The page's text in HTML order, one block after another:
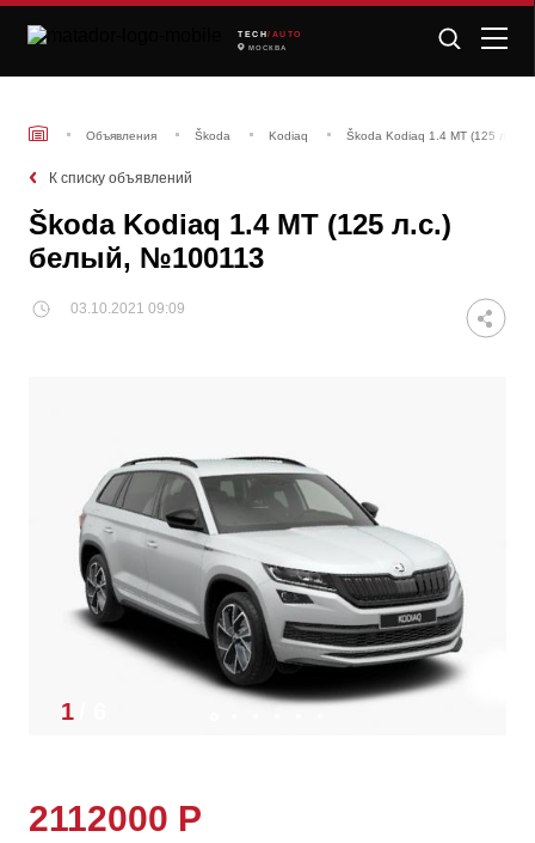
TECH /AUTO
МОСКВА
Объявления Škoda Kodiaq Škoda Kodiaq 1.4 MT (125 л.с.)
К списку объявлений
Škoda Kodiaq 1.4 MT (125 л.с.)
белый, №100113
03.10.2021 09:09
1
2112000 Р